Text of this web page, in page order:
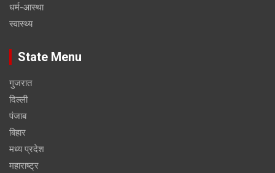
धर्म-आस्था
स्वास्थ्य
State Menu
गुजरात
दिल्ली
पंजाब
बिहार
मध्य प्रदेश
महाराष्ट्र